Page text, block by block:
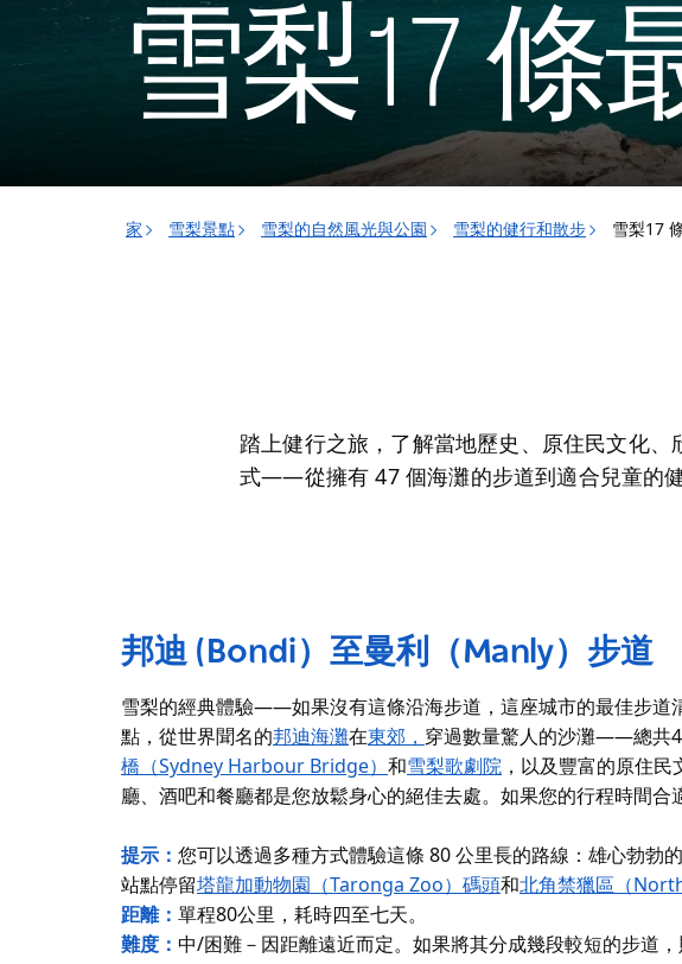
雪梨17 條
家 雪梨景點 雪梨的自然風光與公園 雪梨的健行和散步 雪梨17
踏上健行之旅，了解當地歷史、原住民文化
式——從擁有 47 個海灘的步道到適合兒童的健
邦迪 (Bondi）至曼利（Manly）步道
雪梨的經典體驗——如果沒有這條沿海步道，這座城市的最佳步道
點，從世界聞名的邦迪海灘在東郊， 穿過數量驚人的沙灘——總共
橋（Sydney Harbour Bridge） 和雪梨歌劇院 ，以及豐富的原住
廳、酒吧和餐廳都是您放鬆身心的絕佳去處。如果您的行程時間合
提示： 您可以透過多種方式體驗這條 80 公里長的路線：雄心勃勃
站點停留塔龍加動物園（Taronga Zoo）碼頭和北角禁獵區（
距離： 單程80公里，耗時四至七天。
難度： 中/困難－因距離遠近而定。如果將其分成幾段較短的步道